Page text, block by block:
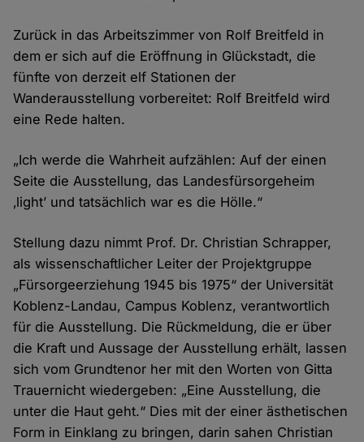
Zurück in das Arbeitszimmer von Rolf Breitfeld in
dem er sich auf die Eröffnung in Glückstadt, die
fünfte von derzeit elf Stationen der
Wanderausstellung vorbereitet: Rolf Breitfeld wird
eine Rede halten.
„Ich werde die Wahrheit aufzählen: Auf der einen
Seite die Ausstellung, das Landesfürsorgeheim
‚light’ und tatsächlich war es die Hölle.“
Stellung dazu nimmt Prof. Dr. Christian Schrapper,
als wissenschaftlicher Leiter der Projektgruppe
„Fürsorgeerziehung 1945 bis 1975“ der Universität
Koblenz-Landau, Campus Koblenz, verantwortlich
für die Ausstellung. Die Rückmeldung, die er über
die Kraft und Aussage der Ausstellung erhält, lassen
sich vom Grundtenor her mit den Worten von Gitta
Trauernicht wiedergeben: „Eine Ausstellung, die
unter die Haut geht.“ Dies mit der einer ästhetischen
Form in Einklang zu bringen, darin sahen Christian